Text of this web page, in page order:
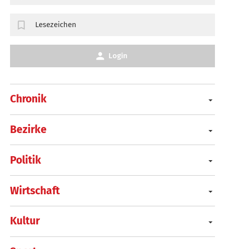
Chronik
Bezirke
Politik
Wirtschaft
Kultur
Lesezeichen
Login